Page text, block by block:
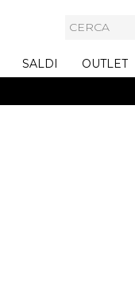
SALDI OUTLET